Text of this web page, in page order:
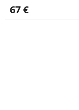
67 €